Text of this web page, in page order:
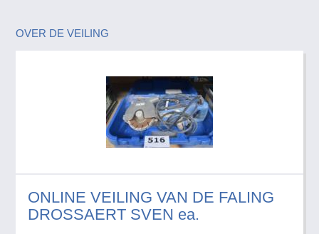
OVER DE VEILING
ONLINE VEILING VAN DE FALING
DROSSAERT SVEN ea.